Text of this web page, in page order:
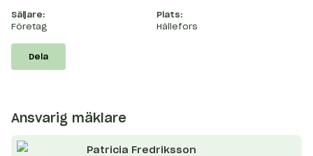
Säljare:
Företag
Plats:
Hällefors
Dela
Ansvarig mäklare
Patricia Fredriksson